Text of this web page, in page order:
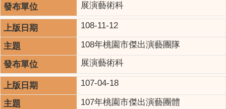
展演藝術科
108-11-12
108年桃園市傑出演藝團隊
展演藝術科
107-04-18
107年桃園市傑出演藝團體